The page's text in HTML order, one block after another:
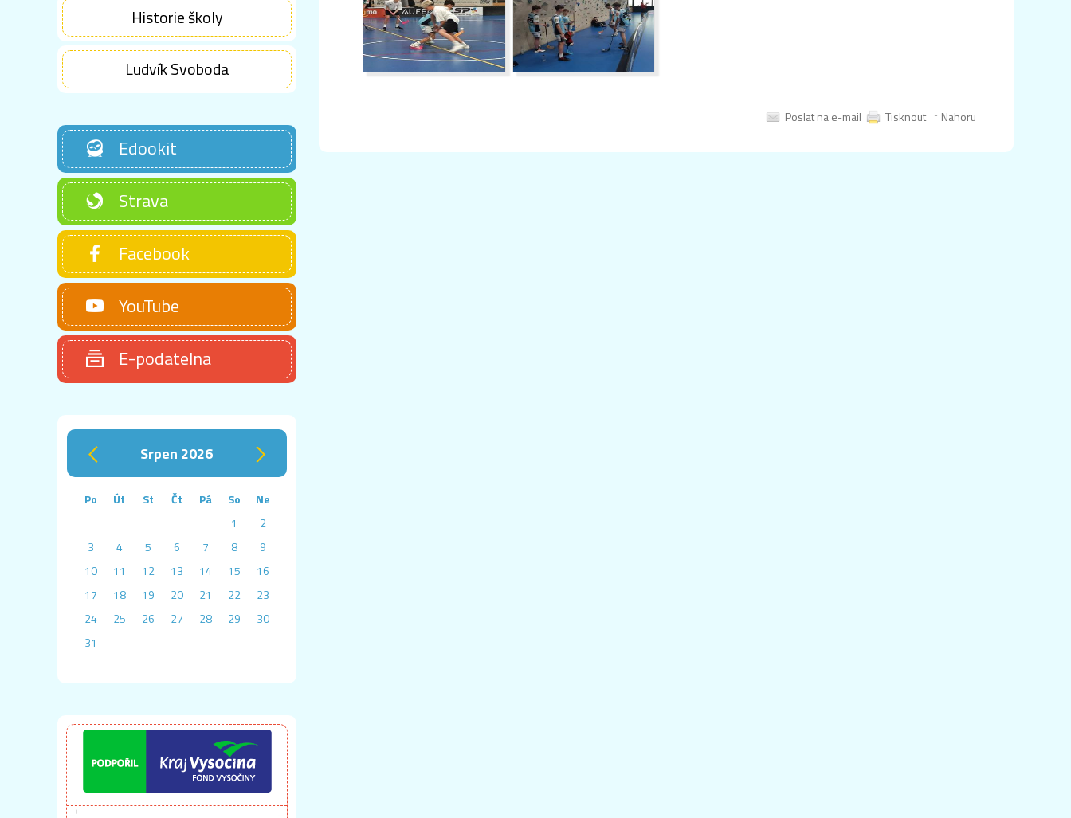
Poslat na e-mail Tisknout ↑ Nahoru
Historie školy
Ludvík Svoboda
Edookit
Strava
Facebook
YouTube
E-podatelna
‹ srpen 2026 ›
Po Út St Čt Pá So
Ne
1
2
3
4 5 6 7 8
9
10
11 12 13 14 15
16
17
18 19 20 21 22
23
24
25 26 27 28 29
30
31